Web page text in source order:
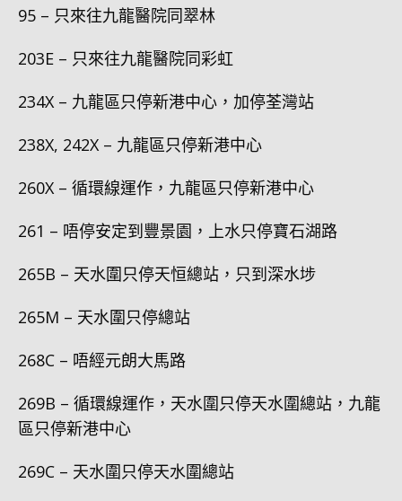
95 – 只來往九龍醫院同翠林
203E – 只來往九龍醫院同彩虹
234X – 九龍區只停新港中心，加停荃灣站
238X, 242X – 九龍區只停新港中心
260X – 循環線運作，九龍區只停新港中心
261 – 唔停安定到豐景園，上水只停寶石湖路
265B – 天水圍只停天恒總站，只到深水埗
265M – 天水圍只停總站
268C – 唔經元朗大馬路
269B – 循環線運作，天水圍只停天水圍總站，九龍
區只停新港中心
269C – 天水圍只停天水圍總站